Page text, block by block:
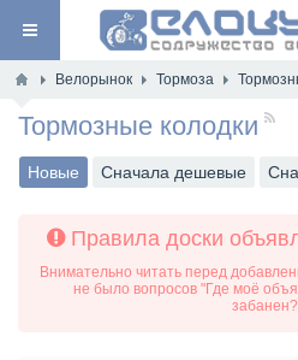
Велорынок Тормоза
Тормозные колодки RSS
Новые Сначала дешевые
Правила доски
Внимательно читать перед
не было вопросов "Где моё